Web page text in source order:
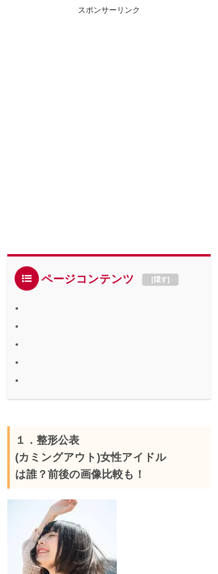
スポンサーリンク
ページコンテンツ [隠す]
１．整形公表
(カミングアウト)女性アイドル
は誰？前後の画像比較も！